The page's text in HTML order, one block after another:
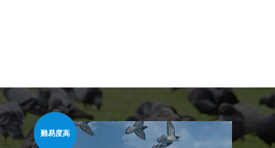
難易度高